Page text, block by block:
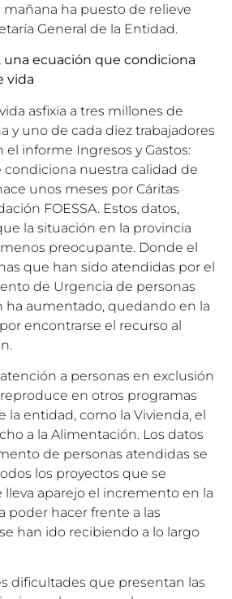
mañana ha puesto de relieve
General de la Entidad.
una ecuación que condiciona
vida
asfixia a tres millones de
y uno de cada diez trabajadores
el informe Ingresos y Gastos:
nuestra calidad de
unos meses por Cáritas
FOESSA. Estos datos,
la situación en la provincia
preocupante. Donde el
que han sido atendidas por el
de Urgencia de personas
ha aumentado, quedando en la
encontrarse el recurso al
a personas en exclusión
en otros programas
la entidad, como la Vivienda, el
a la Alimentación. Los datos
de personas atendidas se
los proyectos que se
lleva aparejo el incremento en la
poder hacer frente a las
han ido recibiendo a lo largo
dificultades que presentan las